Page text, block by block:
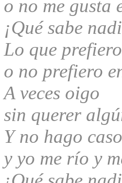
o no me gusta
¡Qué sabe
Lo que prefiero
o no prefiero
A veces oigo
sin querer
Y no hago caso
y yo me río y